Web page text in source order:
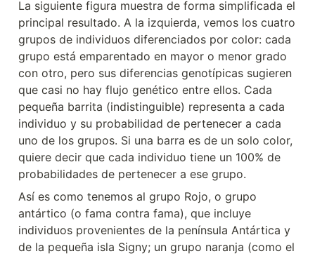
La siguiente figura muestra de forma simplificada el
principal resultado. A la izquierda, vemos los cuatro
grupos de individuos diferenciados por color: cada
grupo está emparentado en mayor o menor grado
con otro, pero sus diferencias genotípicas sugieren
que casi no hay flujo genético entre ellos. Cada
pequeña barrita (indistinguible) representa a cada
individuo y su probabilidad de pertenecer a cada
uno de los grupos. Si una barra es de un solo color,
quiere decir que cada individuo tiene un 100% de
probabilidades de pertenecer a ese grupo.
Así es como tenemos al grupo Rojo, o grupo
antártico (o fama contra fama), que incluye
individuos provenientes de la península Antártica y
de la pequeña isla Signy; un grupo naranja (como el